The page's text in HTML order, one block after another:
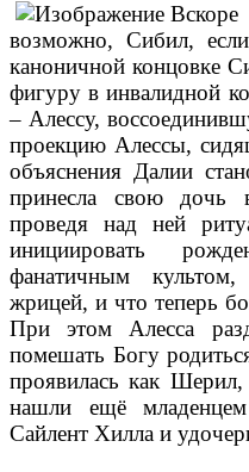
возможно, Сибил,
каноничной концовке
фигуру в инвалидной
– Алессу,
проекцию Алессы,
объяснения Далии
принесла свою дочь
проведя над ней
инициировать
фанатичным
жрицей, и что теперь
При этом Алесса
помешать Богу
проявилась как
нашли ещё
Сайлент Хилла и